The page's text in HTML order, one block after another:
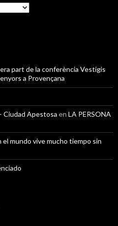
part de la conferència Vestigis
a Provençana
Ciudad Apestosa en LA PERSONA
el mundo vive mucho tiempo sin